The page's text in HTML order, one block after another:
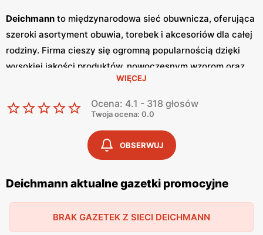
Deichmann to międzynarodowa sieć obuwnicza, oferująca
szeroki asortyment obuwia, torebek i akcesoriów dla całej
rodziny. Firma cieszy się ogromną popularnością dzięki
wysokiej jakości produktów, nowoczesnym wzorom oraz
niskim cenom. Klienci cenią sobie również
, które umożliwiają zakupy w wyjątkowo
korzystnych warunkach. SiećDeichmann
gazetki promocyjne, w których prezentowane są
najnowsze kolekcje, wyprzedaże oraz specjalne oferty.
te są dostępne zarówno w sklepach
stacjonarnych, jak i online, co pozwala klientom na
promocje
i planować zakupy.
dostarczając świeżych informacji o nowościach i
WIĘCEJ
Ocena: 4.1 - 318 głosów
Twoja ocena: 0.0
OBSERWUJ
Deichmann aktualne gazetki promocyjne
BRAK GAZETEK Z SIECI DEICHMANN